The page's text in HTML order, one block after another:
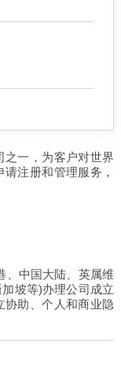
之一，为客户对世界
注册和管理服务，
、中国大陆、英属维
坡等)办理公司成立
协助、个人和商业隐